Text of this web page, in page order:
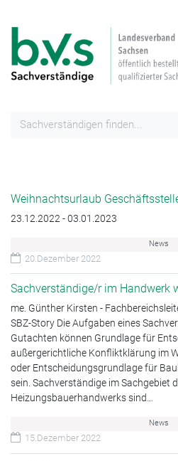
Weihnachtsurlaub
23.12.2022 - 03.01.2023
News
20.Dezember 2022
Sachverständige/r im Handwerk
me. Günther Kirsten -
SBZ-Story Die Aufgaben eines
Gutachten können Grundlage für
außergerichtliche Konfliktklärung im
oder Entscheidungsgrundlage für
sein. Sachverständige im Sachgebiet
Heizungsbauerhandwerks sind…
News
15.Dezember 2022